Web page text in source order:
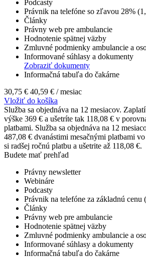
Podcasty
Právnik na telefóne so zľavou 28%
Články
Právny web pre ambulancie
Hodnotenie spätnej väzby
Zmluvné podmienky ambulancie a
Informované súhlasy a dokumenty
Zobraziť dokumenty
Informačná tabuľa do čakárne
30,75 € 40,59 € / mesiac
Vložiť do košíka
Služba sa objednáva na 12 mesiacov.
výške 369 € a ušetríte tak 118,08 € v
platbami. Služba sa objednáva na 12
487,08 € dvanástimi mesačnými platbami
si radšej ročnú platbu a ušetrite až 118,08 €.
Budete mať prehľad
Právny newsletter
Webináre
Podcasty
Právnik na telefóne za základnú cenu
Články
Právny web pre ambulancie
Hodnotenie spätnej väzby
Zmluvné podmienky ambulancie a
Informované súhlasy a dokumenty
Informačná tabuľa do čakárne